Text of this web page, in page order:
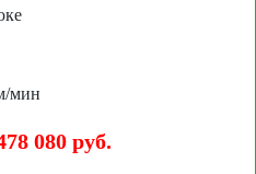
мин
080 руб.